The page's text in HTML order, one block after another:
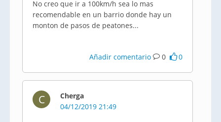
No creo que ir a 100km/h sea lo mas
recomendable en un barrio donde hay un
monton de pasos de peatones...
Añadir comentario 0 0
C
Cherga
04/12/2019 21:49